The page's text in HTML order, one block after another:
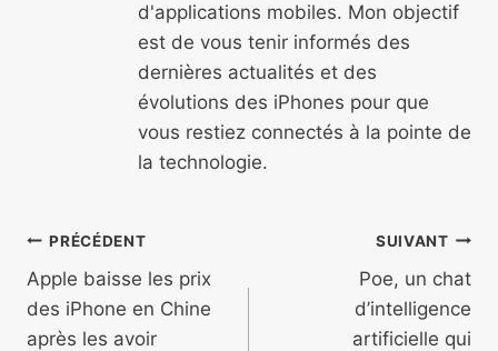
d'applications mobiles. Mon objectif
est de vous tenir informés des
dernières actualités et des
évolutions des iPhones pour que
vous restiez connectés à la pointe de
la technologie.
Navigation
de
l’article
PRÉCÉDENT
Apple baisse les prix
des iPhone en Chine
après les avoir
SUIVANT
Poe, un chat
d’intelligence
artificielle qui